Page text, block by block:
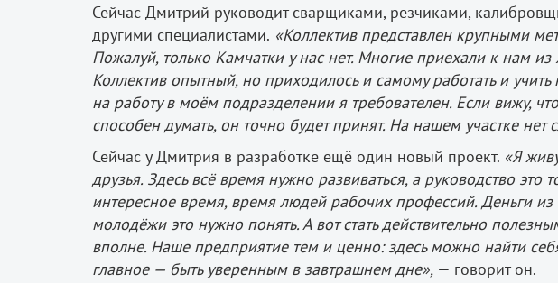
Сейчас Дмитрий руководит сварщиками, резчиками,
другими специалистами. «Коллектив представлен крупными
Пожалуй, только Камчатки у нас нет. Многие приехали к нам
Коллектив опытный, но приходилось и самому работать и
на работу в моём подразделении я требователен. Если вижу,
способен думать, он точно будет принят. На нашем участке нет
Сейчас у Дмитрия в разработке ещё один новый проект. «Я
друзья. Здесь всё время нужно развиваться, а руководство это
интересное время, время людей рабочих профессий. Деньги из
молодёжи это нужно понять. А вот стать действительно
вполне. Наше предприятие тем и ценно: здесь можно найти
главное — быть уверенным в завтрашнем дне», — говорит он.